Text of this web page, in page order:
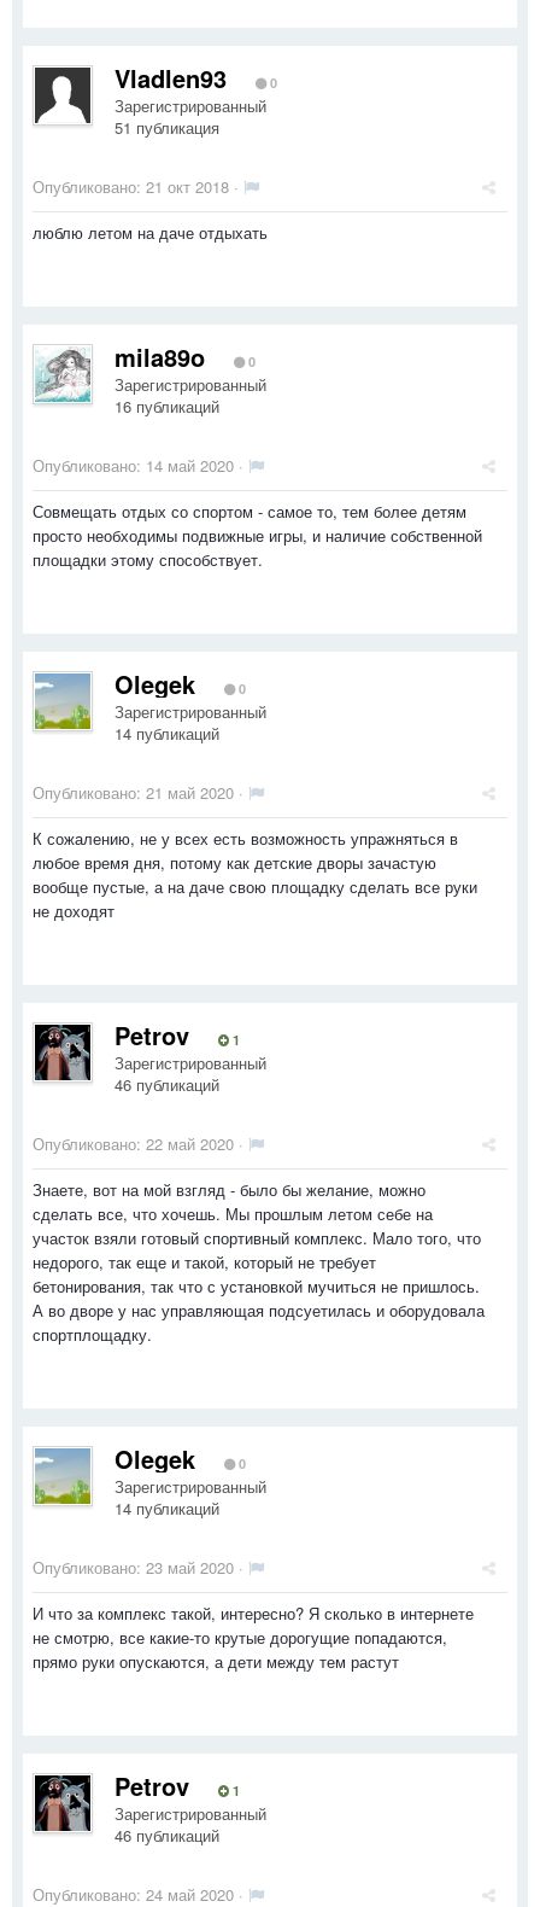
Vladlen93 0
Зарегистрированный
51 публикация
Опубликовано: 21 окт 2018 ·
люблю летом на даче отдыхать
mila89o 0
Зарегистрированный
16 публикаций
Опубликовано: 14 май 2020 ·
Совмещать отдых со спортом - самое то, тем более детям
просто необходимы подвижные игры, и наличие собственной
площадки этому способствует.
Olegek 0
Зарегистрированный
14 публикаций
Опубликовано: 21 май 2020 ·
К сожалению, не у всех есть возможность упражняться в
любое время дня, потому как детские дворы зачастую
вообще пустые, а на даче свою площадку сделать все руки
не доходят
Petrov 1
Зарегистрированный
46 публикаций
Опубликовано: 22 май 2020 ·
Знаете, вот на мой взгляд - было бы желание, можно
сделать все, что хочешь. Мы прошлым летом себе на
участок взяли готовый спортивный комплекс. Мало того, что
недорого, так еще и такой, который не требует
бетонирования, так что с установкой мучиться не пришлось.
А во дворе у нас управляющая подсуетилась и оборудовала
спортплощадку.
Olegek 0
Зарегистрированный
14 публикаций
Опубликовано: 23 май 2020 ·
И что за комплекс такой, интересно? Я сколько в интернете
не смотрю, все какие-то крутые дорогущие попадаются,
прямо руки опускаются, а дети между тем растут
Petrov 1
Зарегистрированный
46 публикаций
Опубликовано: 24 май 2020 ·